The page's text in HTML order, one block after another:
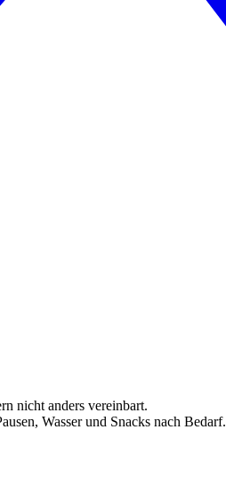
nicht anders vereinbart.
Wasser und Snacks nach Bedarf.